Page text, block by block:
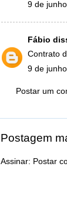
9 de
Fábio
Contrato
9 de
Postar um
Postagem
Assinar: Postar